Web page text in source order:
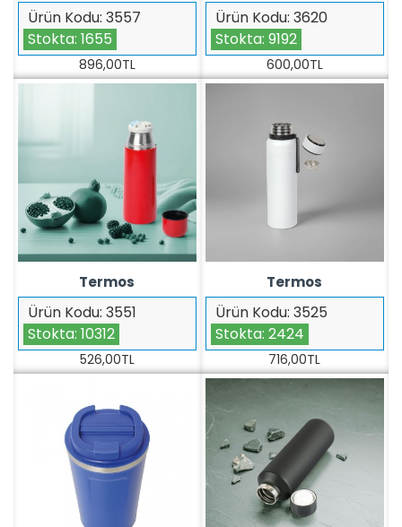
Ürün Kodu: 3557
Stokta: 1655
896,00TL
Ürün Kodu: 3620
Stokta: 9192
600,00TL
Ürün Kodu: 3551
Stokta: 10312
Termos
526,00TL
Ürün Kodu: 3525
Stokta: 2424
Termos
716,00TL